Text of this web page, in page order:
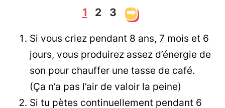
1 2 3 ➡
Si vous criez pendant 8 ans, 7 mois et 6
jours, vous produirez assez d’énergie de
son pour chauffer une tasse de café.
(Ça n’a pas l’air de valoir la peine)
Si tu pètes continuellement pendant 6